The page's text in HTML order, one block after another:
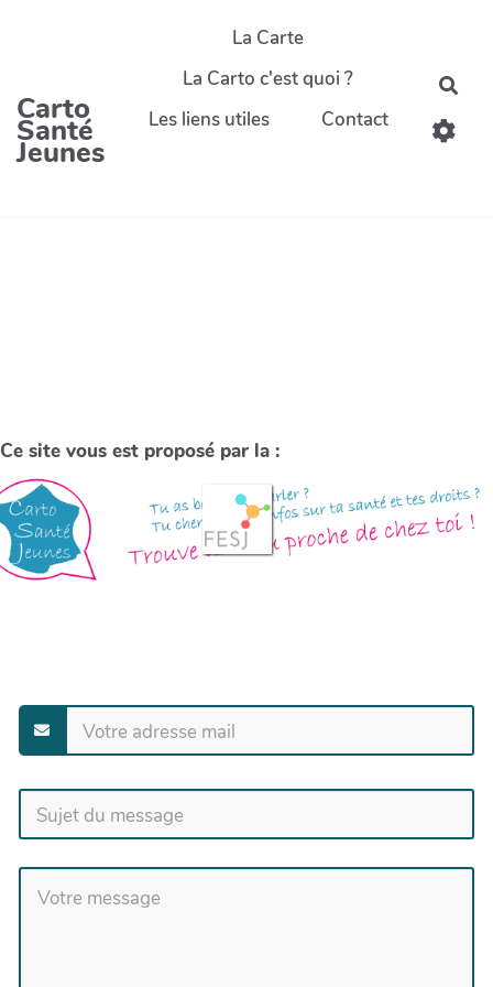
Carto
Santé
Jeunes
La Carte
La Carto c'est quoi ?
Les liens utiles
Contact
Ce site vous est proposé par la :